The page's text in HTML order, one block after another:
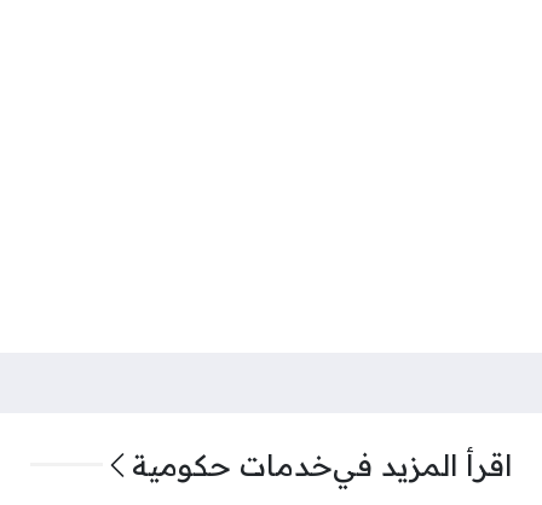
اقرأ المزيد فيخدمات حكومية